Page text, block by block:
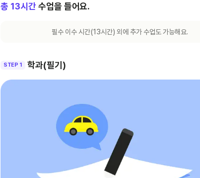
총 13시간 수업을 들어요.
필수 이수 시간(13시간) 외에 추가 수업도 가능해요.
STEP 1 학과(필기)